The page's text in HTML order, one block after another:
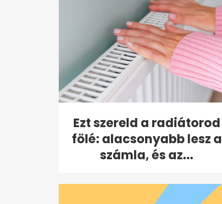
Ezt szereld a radiátorod
fölé: alacsonyabb lesz a
számla, és az...